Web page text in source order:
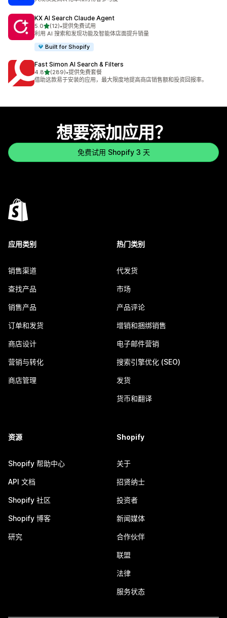
KX AI Search Claude Agent
5.0星（满分 5 星）
(12)
总共 12 条评论
•提供免费试用
利用 AI 搜索和发现功能及智能体店面提升销量
Built for Shopify
Fast Simon AI Search & Filters
4.8星（满分 5 星）
(289)
总共 289 条评论
•提供免费套餐
借助这款易于安装的应用，最大限度地提高商店销售额和投资回报率。
想要添加应用？
免费试用 Shopify 3 天
应用类别
销售渠道
查找产品
销售产品
订单和发货
商店设计
营销与转化
商店管理
热门类别
代发货
市场
产品评论
增销和捆绑销售
电子邮件营销
搜索引擎优化 (SEO)
发货
货币和翻译
资源
Shopify 帮助中心
API 文档
Shopify 社区
Shopify 博客
研究
Shopify
关于
招贤纳士
投资者
新闻媒体
合作伙伴
联盟
法律
服务状态